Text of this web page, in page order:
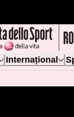
Internațional